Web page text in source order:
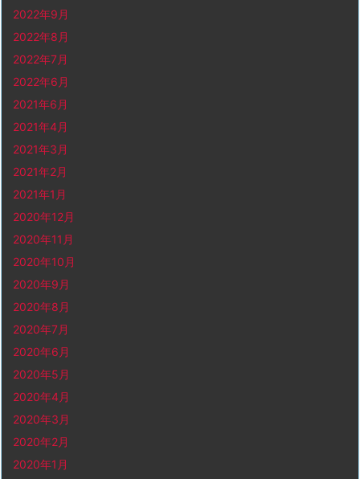
2022年9月
2022年8月
2022年7月
2022年6月
2021年6月
2021年4月
2021年3月
2021年2月
2021年1月
2020年12月
2020年11月
2020年10月
2020年9月
2020年8月
2020年7月
2020年6月
2020年5月
2020年4月
2020年3月
2020年2月
2020年1月